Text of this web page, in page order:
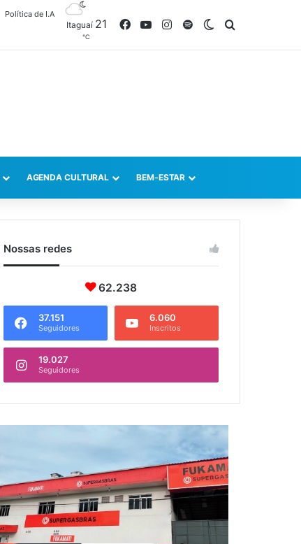
Política de I.A
Itaguaí 21
℃
FacebookYouTubeInstagram
SpotifySwitch skin
AGENDA CULTURAL BEM-ESTAR
Nossas redes
62.238
37.151
Seguidores
6.060
Inscritos
19.027
Seguidores